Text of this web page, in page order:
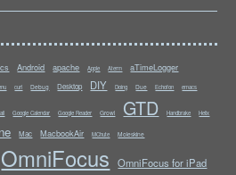
Android apache Apple Aterm aTimeLogger
curl Debug Desktop DIY Doing Due Echofon emacs
Google Calendar Google Reader Growl GTD Handbrake Helix
Mac MacbookAir MChute Moleskine
OmniFocus OmniFocus for iPad